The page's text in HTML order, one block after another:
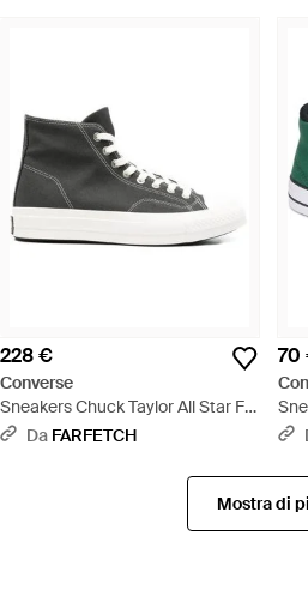
228 €
Converse
Sneakers Chuck Taylor All Star Fs
- Bianco
Da FARFETCH
70
Mostra di